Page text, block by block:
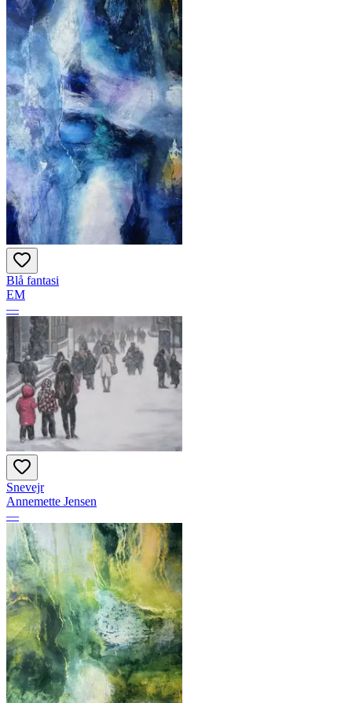
Blå fantasi
EM
—
Snevejr
Annemette Jensen
—